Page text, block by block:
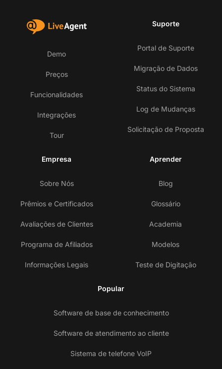
Demo
Preços
Funcionalidades
Integrações
Tour
Suporte
Portal de Suporte
Migração de Dados
Status do Sistema
Log de Mudanças
Solicitação de Proposta
Empresa
Sobre Nós
Prêmios e Certificados
Avaliações de Clientes
Programa de Afiliados
Informações Legais
Aprender
Blog
Glossário
Academia
Modelos
Teste de Digitação
Popular
Software de base de conhecimento
Software de atendimento ao cliente
Sistema de telefone VoIP